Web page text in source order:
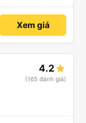
Xem giá
4.2
(165 đánh giá)